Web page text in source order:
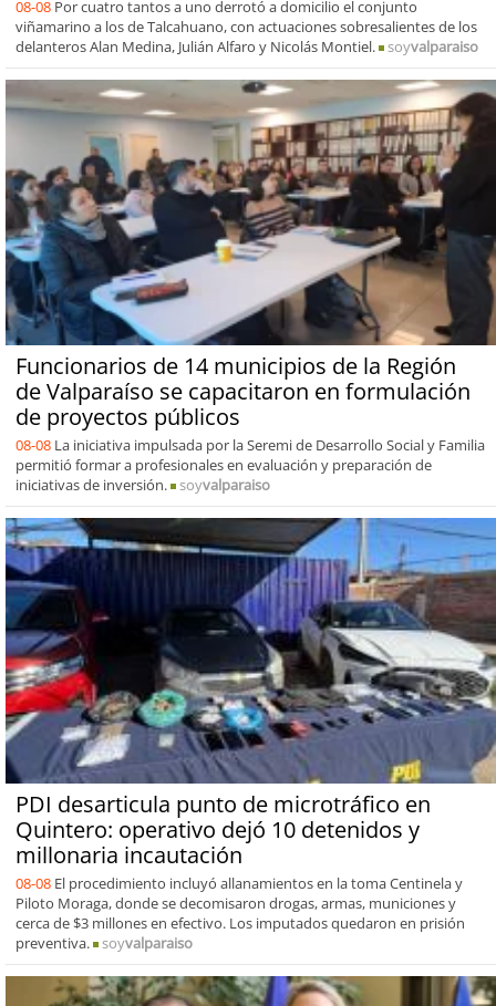
08-08 Por cuatro tantos a uno derrotó a domicilio el conjunto
viñamarino a los de Talcahuano, con actuaciones sobresalientes de los
delanteros Alan Medina, Julián Alfaro y Nicolás Montiel.
soyvalparaiso
Funcionarios de 14 municipios de la Región
de Valparaíso se capacitaron en formulación
de proyectos públicos
08-08 La iniciativa impulsada por la Seremi de Desarrollo Social y Familia
permitió formar a profesionales en evaluación y preparación de
iniciativas de inversión.
soyvalparaiso
PDI desarticula punto de microtráfico en
Quintero: operativo dejó 10 detenidos y
millonaria incautación
08-08 El procedimiento incluyó allanamientos en la toma Centinela y
Piloto Moraga, donde se decomisaron drogas, armas, municiones y
cerca de $3 millones en efectivo. Los imputados quedaron en prisión
preventiva.
soyvalparaiso